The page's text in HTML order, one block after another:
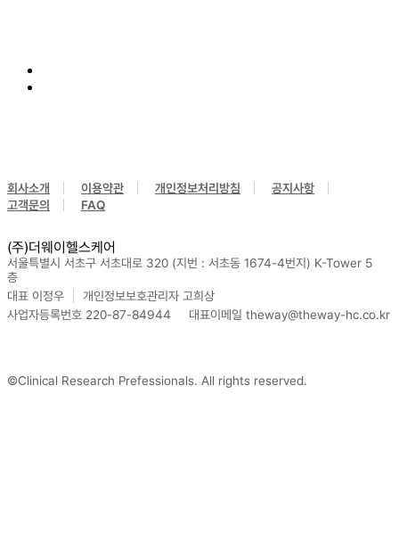
회사소개 이용약관 개인정보처리방침
공지사항
고객문의
FAQ
(주)더웨이헬스케어
서울특별시 서초구 서초대로 320 (지번 : 서초동 1674-4번지) K-Tower 5
층
대표 이정우
개인정보보호관리자 고희상
사업자등록번호 220-87-84944
대표이메일 theway@theway-hc.co.kr
©Clinical Research Prefessionals. All rights reserved.